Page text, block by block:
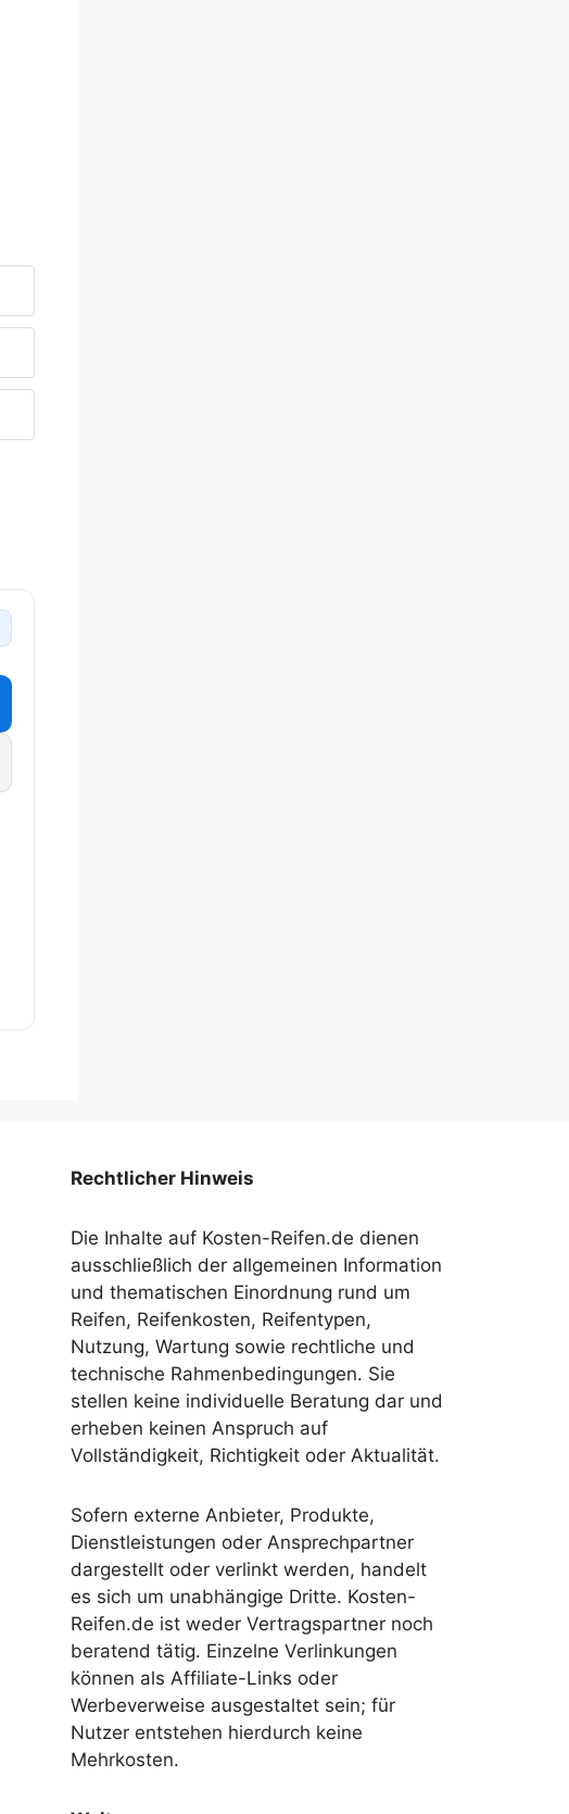
Rechtlicher Hinweis
Die Inhalte auf Kosten-Reifen.de dienen
ausschließlich der allgemeinen Information
und thematischen Einordnung rund um
Reifen, Reifenkosten, Reifentypen,
Nutzung, Wartung sowie rechtliche und
technische Rahmenbedingungen. Sie
stellen keine individuelle Beratung dar und
erheben keinen Anspruch auf
Vollständigkeit, Richtigkeit oder Aktualität.
Sofern externe Anbieter, Produkte,
Dienstleistungen oder Ansprechpartner
dargestellt oder verlinkt werden, handelt
es sich um unabhängige Dritte. Kosten-
Reifen.de ist weder Vertragspartner noch
beratend tätig. Einzelne Verlinkungen
können als Affiliate-Links oder
Werbeverweise ausgestaltet sein; für
Nutzer entstehen hierdurch keine
Mehrkosten.